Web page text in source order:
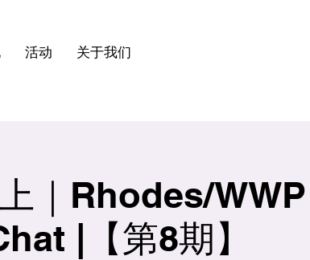
活动 关于我们
｜Rhodes/
|【第8期】